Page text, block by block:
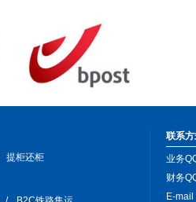
提柜还柜
联系
业务
财务
E-